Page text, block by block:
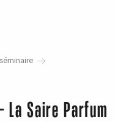
La Saire Parfum